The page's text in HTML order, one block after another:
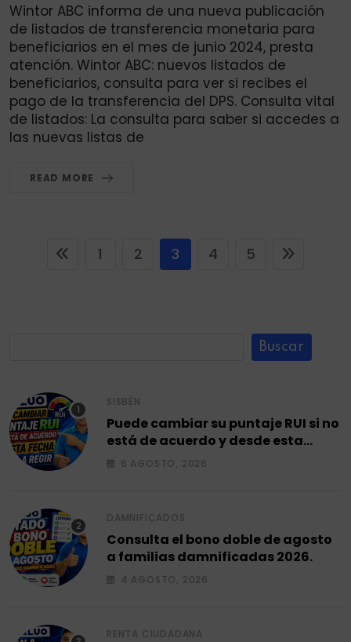
Wintor ABC informa de una nueva publicación
de listados de transferencia monetaria para
beneficiarios en el mes de junio 2024, presta
atención. Wintor ABC: nuevos listados de
beneficiarios, consulta para ver si recibes el
pago de la transferencia del DPS. Consulta vital
de listados: La consulta para saber si accedes a
las nuevas listas de
READ MORE
1 2 3 4 5
Buscar
SISBÉN
Puede cambiar su puntaje RUI si no
está de acuerdo y desde esta
fecha empieza a regir en el 2026.
6 AGOSTO, 2026
DAMNIFICADOS
Consulta el bono doble de agosto
a familias damnificadas 2026.
4 AGOSTO, 2026
RENTA CIUDADANA